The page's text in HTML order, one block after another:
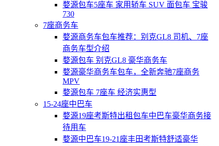
婺源包车5座车 家用轿车 SUV 面包车 宝骏
730
7座商务车
婺源商务车包车推荐：别克GL8 司机、7座
商务车型介绍
婺源包车 别克GL8 豪华商务车
婺源豪华商务车包车，全新奔驰7座商务
MPV
婺源包车 7座车 经济实惠型
15-24座中巴车
婺源19座考斯特出租包车中巴车豪华商务接
待用车
婺源中巴车19-21座丰田考斯特舒适豪华